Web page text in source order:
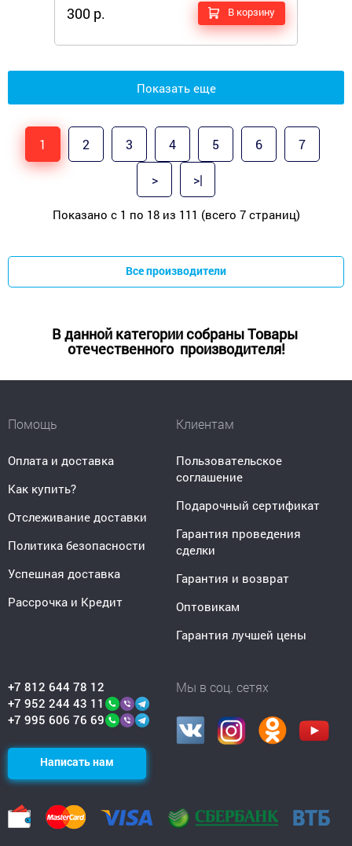
300 р. В корзину
Показать еще
1 2 3 4 5 6 7
> >|
Показано с 1 по 18 из 111 (всего 7 страниц)
Все производители
В данной категории собраны Товары
отечественного производителя!
Помощь
Оплата и доставка
Как купить?
Отслеживание доставки
Политика безопасности
Успешная доставка
Рассрочка и Кредит
Клиентам
Пользовательское
соглашение
Подарочный сертификат
Гарантия проведения
сделки
Гарантия и возврат
Оптовикам
Гарантия лучшей цены
+7 812 644 78 12
+7 952 244 43 11
+7 995 606 76 69
Написать нам
Мы в соц. сетях